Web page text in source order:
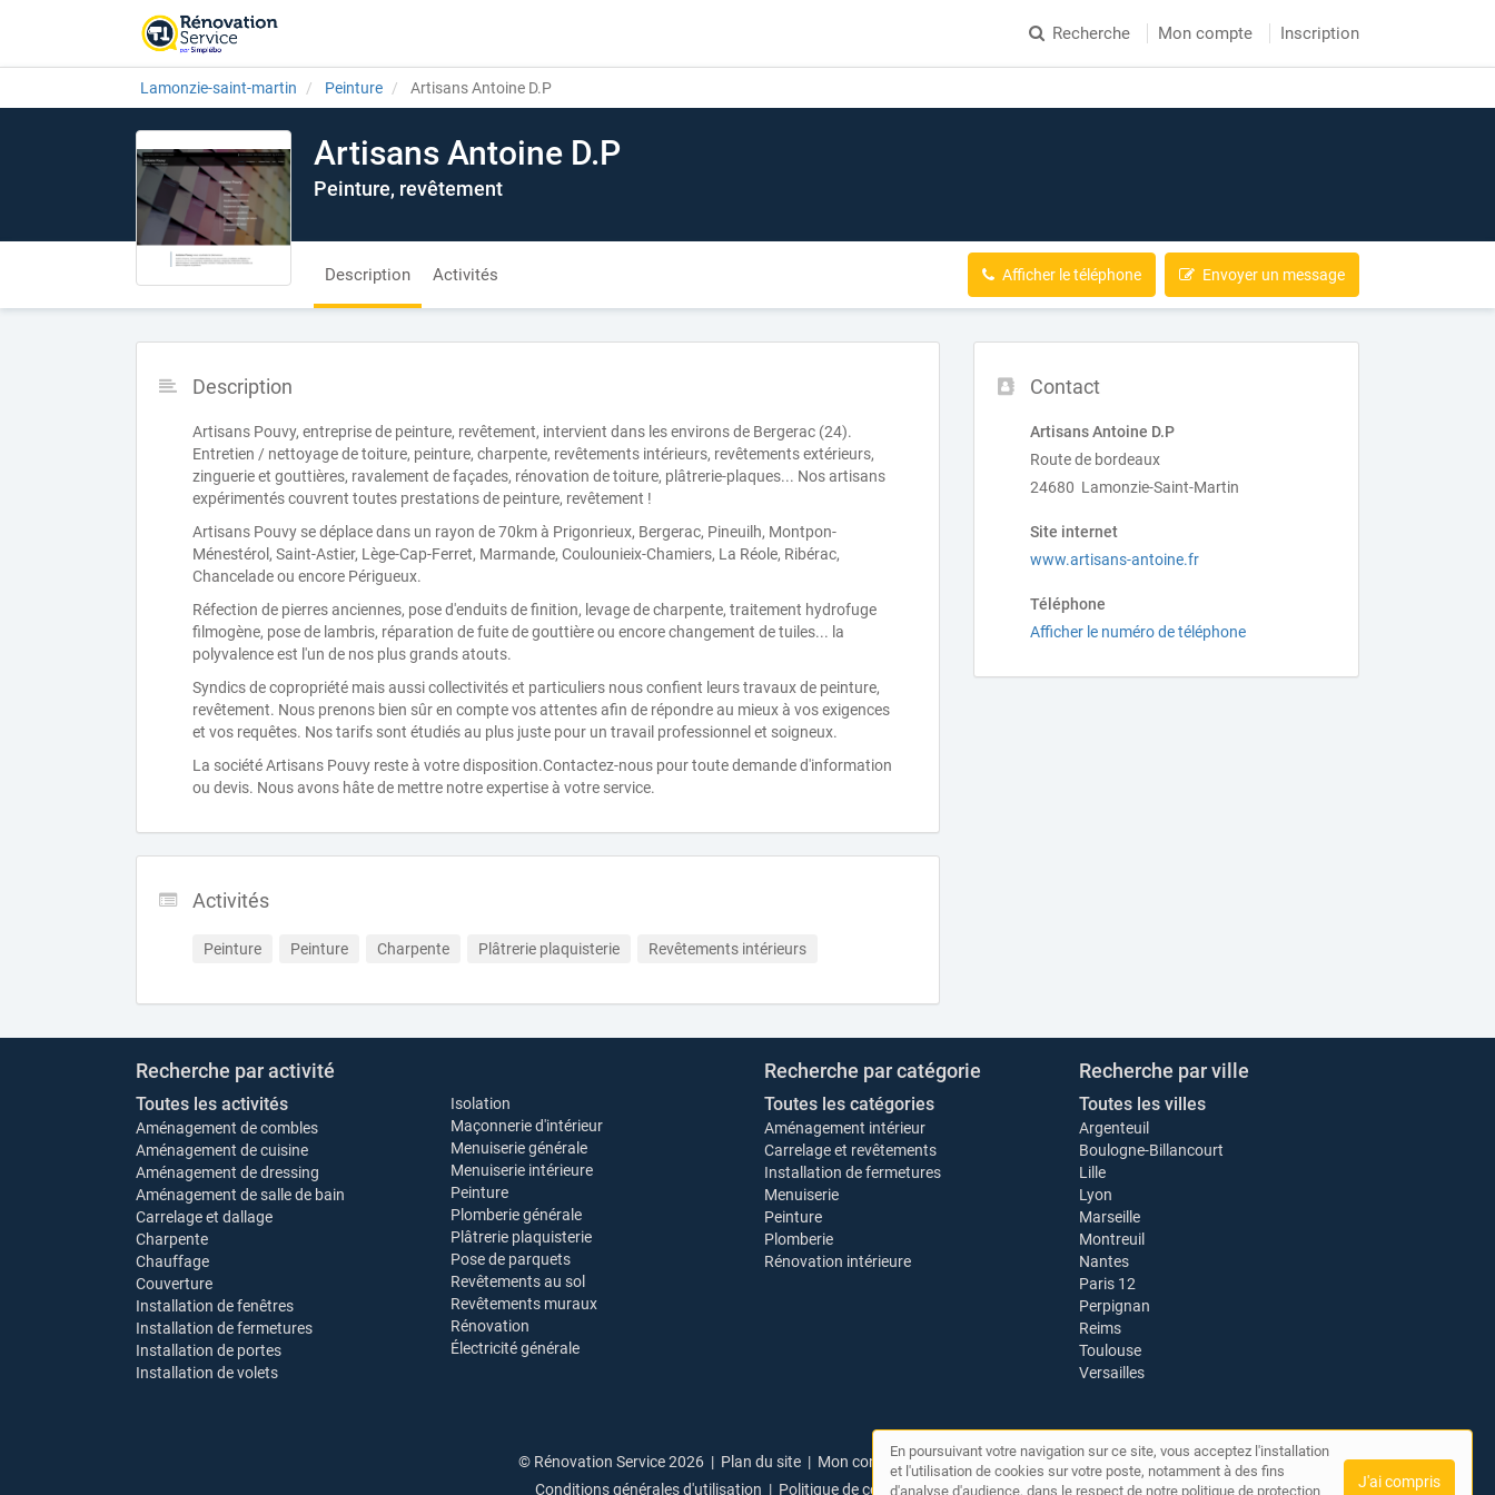
Recherche Mon compte Inscription
Lamonzie-saint-martin Peinture Artisans Antoine D.P
Artisans Antoine D.P
Peinture, revêtement
Description Activités Afficher le téléphone Envoyer un message
Contact
Artisans Antoine D.P
Route de bordeaux
24680 Lamonzie-Saint-Martin
Site internet
www.artisans-antoine.fr
Téléphone
Afficher le numéro de téléphone
Description
Artisans Pouvy, entreprise de peinture, revêtement, intervient dans les environs de Bergerac (24).
Entretien / nettoyage de toiture, peinture, charpente, revêtements intérieurs, revêtements extérieurs,
zinguerie et gouttières, ravalement de façades, rénovation de toiture, plâtrerie-plaques... Nos artisans
expérimentés couvrent toutes prestations de peinture, revêtement !
Artisans Pouvy se déplace dans un rayon de 70km à Prigonrieux, Bergerac, Pineuilh, Montpon-
Ménestérol, Saint-Astier, Lège-Cap-Ferret, Marmande, Coulounieix-Chamiers, La Réole, Ribérac,
Chancelade ou encore Périgueux.
Réfection de pierres anciennes, pose d'enduits de finition, levage de charpente, traitement hydrofuge
filmogène, pose de lambris, réparation de fuite de gouttière ou encore changement de tuiles... la
polyvalence est l'un de nos plus grands atouts.
Syndics de copropriété mais aussi collectivités et particuliers nous confient leurs travaux de peinture,
revêtement. Nous prenons bien sûr en compte vos attentes afin de répondre au mieux à vos exigences
et vos requêtes. Nos tarifs sont étudiés au plus juste pour un travail professionnel et soigneux.
La société Artisans Pouvy reste à votre disposition.Contactez-nous pour toute demande d'information
ou devis. Nous avons hâte de mettre notre expertise à votre service.
Activités
Peinture Peinture Charpente Plâtrerie plaquisterie Revêtements intérieurs
Recherche par activité
Toutes les activités
Aménagement de combles
Aménagement de cuisine
Aménagement de dressing
Aménagement de salle de bain
Carrelage et dallage
Charpente
Chauffage
Couverture
Installation de fenêtres
Installation de fermetures
Installation de portes
Installation de volets
Isolation
Maçonnerie d'intérieur
Menuiserie générale
Menuiserie intérieure
Peinture
Plomberie générale
Plâtrerie plaquisterie
Pose de parquets
Revêtements au sol
Revêtements muraux
Rénovation
Électricité générale
Recherche par catégorie
Toutes les catégories
Aménagement intérieur
Carrelage et revêtements
Installation de fermetures
Menuiserie
Peinture
Plomberie
Rénovation intérieure
Recherche par ville
Toutes les villes
Argenteuil
Boulogne-Billancourt
Lille
Lyon
Marseille
Montreuil
Nantes
Paris 12
Perpignan
Reims
Toulouse
Versailles
© Rénovation Service 2026 | Plan du site | Mon compte|Contact
Conditions générales d'utilisation | Politique de confidentialité
En poursuivant votre navigation sur ce site, vous acceptez l'installation
et l'utilisation de cookies sur votre poste, notamment à des fins
d'analyse d'audience, dans le respect de notre politique de protection
J'ai compris